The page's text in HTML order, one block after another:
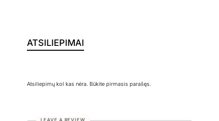
ATSILIEPIMAI
Atsiliepimų kol kas nėra. Būkite pirmasis parašęs.